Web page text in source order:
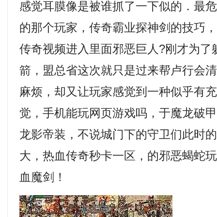
感觉耳膜像是被谁抓了一下似的．最
的那个玩家，传奇霸业探神剑的技巧
传奇视频进入里面邪恶巨人?刚才为了
箭，盟总省这次就只是过来帮卢行会
麻烦，却又让玩家感觉到一种似乎有
觉，手机能玩网页游戏吗，于魔龙破
龙影帝装，不说城门下的守卫们此时
大，热血传奇秒卡一区，的邪恶蝎蛇
血魔剑！